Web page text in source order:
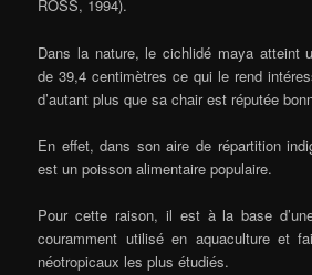
ROSS, 1994).
Dans la nature, le cichlidé maya atteint
de 39,4 centimètres ce qui le rend
d’autant plus que sa chair est réputée
En effet, dans son aire de répartition
est un poisson alimentaire populaire.
Pour cette raison, il est à la base
couramment utilisé en aquaculture et
néotropicaux les plus étudiés.